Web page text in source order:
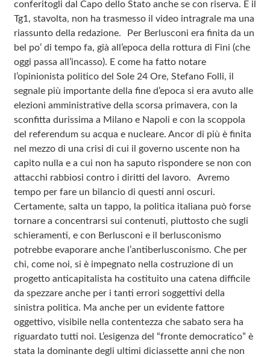
conferitogli dal Capo dello Stato anche se con riserva. E il
Tg1, stavolta, non ha trasmesso il video intragrale ma una
riassunto della redazione. Per Berlusconi era finita da un
bel po’ di tempo fa, già all’epoca della rottura di Fini (che
oggi passa all’incasso). E come ha fatto notare
l’opinionista politico del Sole 24 Ore, Stefano Folli, il
segnale più importante della fine d’epoca si era avuto alle
elezioni amministrative della scorsa primavera, con la
sconfitta durissima a Milano e Napoli e con la scoppola
del referendum su acqua e nucleare. Ancor di più è finita
nel mezzo di una crisi di cui il governo uscente non ha
capito nulla e a cui non ha saputo rispondere se non con
attacchi rabbiosi contro i diritti del lavoro. Avremo
tempo per fare un bilancio di questi anni oscuri.
Certamente, salta un tappo, la politica italiana può forse
tornare a concentrarsi sui contenuti, piuttosto che sugli
schieramenti, e con Berlusconi e il berlusconismo
potrebbe evaporare anche l’antiberlusconismo. Che per
chi, come noi, si è impegnato nella costruzione di un
progetto anticapitalista ha costituito una catena difficile
da spezzare anche per i tanti errori soggettivi della
sinistra politica. Ma anche per un evidente fattore
oggettivo, visibile nella contentezza che sabato sera ha
riguardato tutti noi. L’esigenza del “fronte democratico” è
stata la dominante degli ultimi diciassette anni che non